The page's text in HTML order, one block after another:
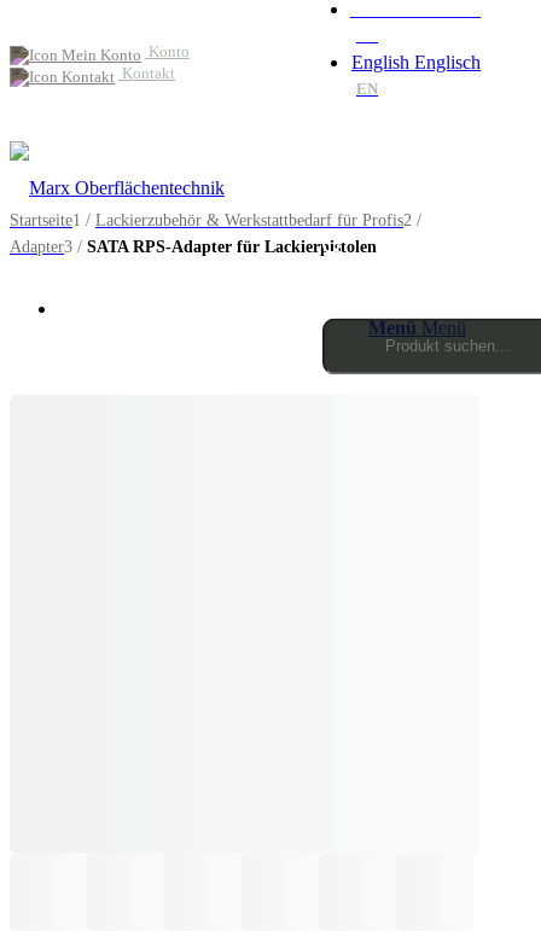
Konto
Kontakt
English Englisch
EN
Products
Menü Menü
Startseite1 / Lackierzubehör & Werkstattbedarf für Profis2 /
Adapter3 / SATA RPS-Adapter für Lackierpistolen